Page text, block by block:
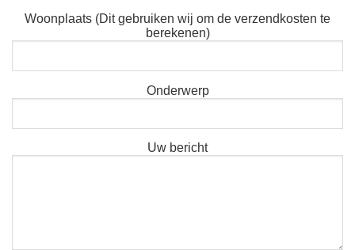
Woonplaats (Dit gebruiken wij om de verzendkosten te
berekenen)
Onderwerp
Uw bericht